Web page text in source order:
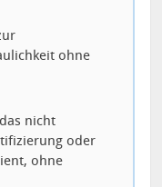
ohne
nicht
oder
ohne